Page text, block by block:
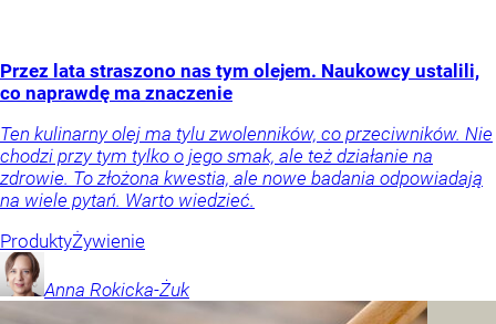
Przez lata straszono nas tym olejem. Naukowcy ustalili,
co naprawdę ma znaczenie
Ten kulinarny olej ma tylu zwolenników, co przeciwników. Nie
chodzi przy tym tylko o jego smak, ale też działanie na
zdrowie. To złożona kwestia, ale nowe badania odpowiadają
na wiele pytań. Warto wiedzieć.
ProduktyŻywienie
Anna Rokicka-Żuk